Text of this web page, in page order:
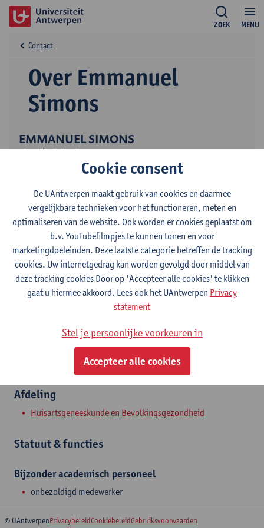
MENU
ZOEK
EMMANUEL SIMONS
onbezoldigd medewerker
Over Emmanuel
Simons
Contact
Contact
Toon e-mailadres
2610 Wilrijk, BEL
Afdeling
Huisartsgeneeskunde en Bevolkingsgezondheid
Statuut & functies
Bijzonder academisch personeel
onbezoldigd medewerker
© UAntwerpenPrivacybeleidCookiebeleidGebruiksvoorwaarden
Cookie consent
De UAntwerpen maakt gebruik van cookies en daarmee
vergelijkbare technieken voor het functioneren, meten en
optimaliseren van de website. Ook worden er cookies geplaatst om
b.v. YouTubefilmpjes te kunnen tonen en voor
marketingdoeleinden. Deze laatste categorie betreffen de tracking
cookies. Uw internetgedrag kan worden gevolgd door middel van
deze tracking cookies Door op 'Accepteer alle cookies' te klikken
gaat u hiermee akkoord. Lees ook het UAntwerpen Privacy
statement
Stel je persoonlijke voorkeuren in
Accepteer alle cookies